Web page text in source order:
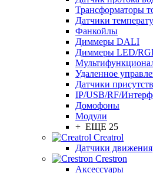
Трансформаторы
Датчики
Фанкойлы
Диммеры DALI
Диммеры LED/
Удаленное
Датчики
IP/USB/RF/
Домофоны
Модули
+ ЕЩЕ 25
Creatrol
Датчики движения
Crestron
Аксессуары